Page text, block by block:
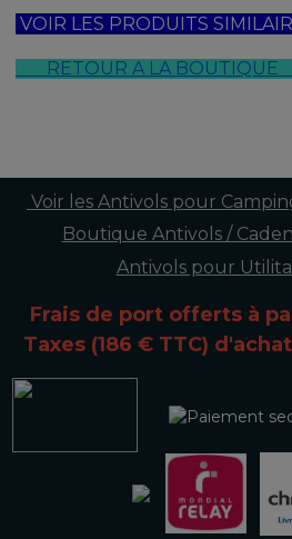
VOIR LES PRODUITS
RETOUR A LA
Voir les Antivols pour
Boutique Antivols /
Antivols pour
Frais de port offerts à
Taxes (186 € TTC)